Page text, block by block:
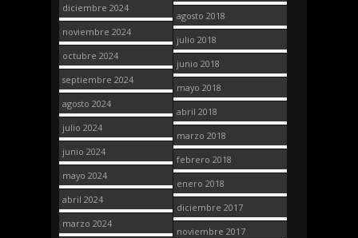
diciembre 2024
noviembre 2024
octubre 2024
septiembre 2024
agosto 2024
julio 2024
junio 2024
mayo 2024
abril 2024
marzo 2024
agosto 2018
julio 2018
junio 2018
mayo 2018
abril 2018
marzo 2018
febrero 2018
enero 2018
diciembre 2017
noviembre 2017